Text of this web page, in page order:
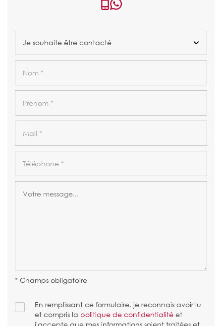
* Champs obligatoire
En remplissant ce formulaire, je reconnais avoir lu
et compris la politique de confidentialité et